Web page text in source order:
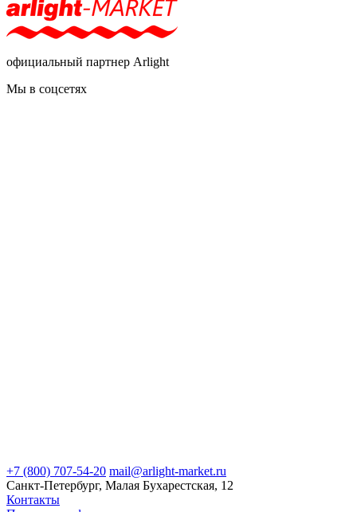
официальный партнер Arlight
Мы в соцсетях
+7 (800) 707-54-20 mail@arlight-market.ru
Санкт-Петербург, Малая Бухарестская, 12
Контакты